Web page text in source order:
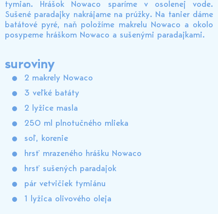
tymian. Hrášok Nowaco sparíme v osolenej vode.
Sušené paradajky nakrájame na prúžky. Na tanier dáme
batátové pyré, naň položíme makrelu Nowaco a okolo
posypeme hráškom Nowaco a sušenými paradajkami.
suroviny
2 makrely Nowaco
3 veľké batáty
2 lyžice masla
250 ml plnotučného mlieka
soľ, korenie
hrsť mrazeného hrášku Nowaco
hrsť sušených paradajok
pár vetvičiek tymiánu
1 lyžica olivového oleja